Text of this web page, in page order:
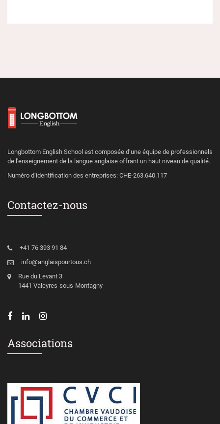
Longbottom English School est composée d’une équipe de professionnels
de l'enseignement de la langue anglaise offrant un haut niveau de qualité.
Numéro d’identification des entreprises: CHE-263.640.117
Contactez-nous
+41 76 393 91 84
info@anglaispourtous.ch
Rue du Levant 3
1441 Valeyres-sous-Montagny
Associations